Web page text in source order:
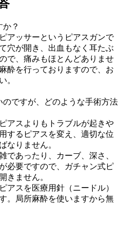
？
アッサーというピアスガンで
穴が開き、出血もなく耳たぶ
で、痛みもほとんどありませ
酔を行っておりますので、お
。
ですが、どのような手術方法
アスよりもトラブルが起きや
するピアスを変え、適切な位
なりません。
であったり、カーブ、深さ、
必要ですので、ガチャン式ピ
きません。
アスを医療用針（ニードル）
。局所麻酔を使いますから無